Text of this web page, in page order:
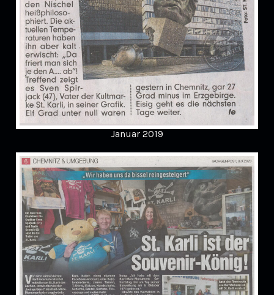
Januar 2019